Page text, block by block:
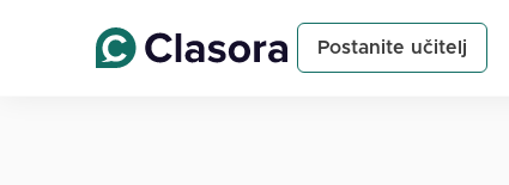
Postanite učitelj